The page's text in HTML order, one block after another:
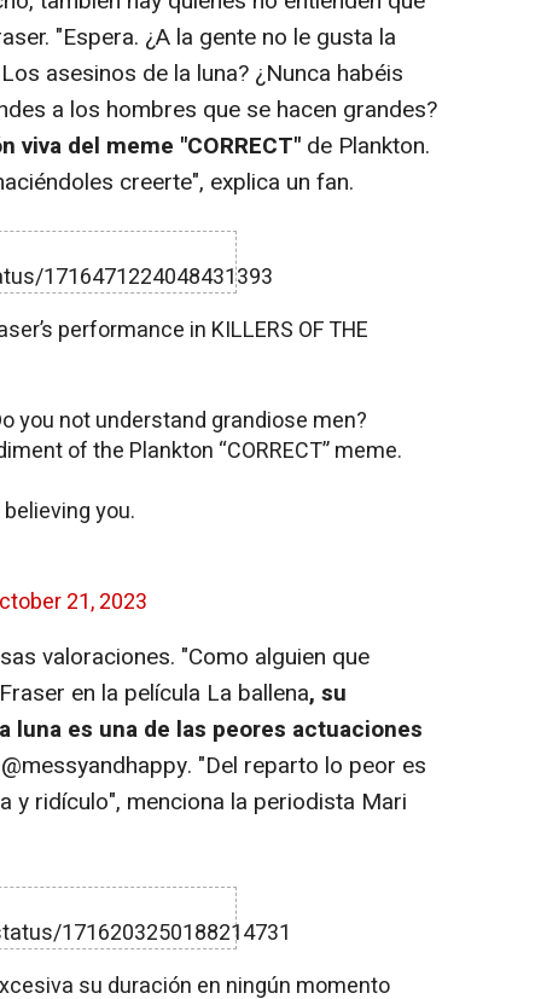
"Espera. ¿A la gente no le gusta la
asesinos de la luna? ¿Nunca habéis
a los hombres que se hacen grandes?
viva del meme "CORRECT" de Plankton.
creerte", explica un fan.
1716471224048431393
performance in KILLERS OF THE
you not understand grandiose men?
of the Plankton “CORRECT” meme.
you.
21, 2023
valoraciones. "Como alguien que
en la película La ballena, su
luna es una de las peores actuaciones
"Del reparto lo peor es
y ridículo", menciona la periodista Mari
1716203250188214731
su duración en ningún momento